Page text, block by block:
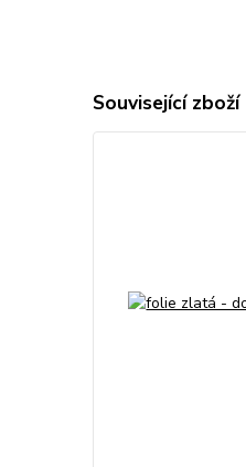
Související zboží